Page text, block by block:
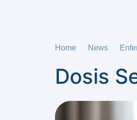
Home News
Dosis